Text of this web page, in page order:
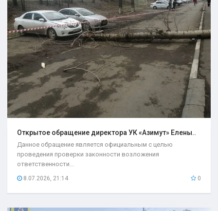
Открытое обращение директора УК «Азимут» Елены..
Данное обращение является официальным с целью
проведения проверки законности возложения
ответственности...
8.07.2026, 21:14 0